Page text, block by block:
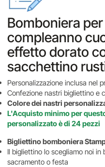
Bomboniera
compleanno
effetto dorato
sacchettino
Personalizzazione inclusa nel
Confezione nastri bigliettino e
Colore dei nastri
L'Acquisto minimo per
personalizzato è di 24 pezzi
Bigliettino bomboniera
Il bigliettino lo scegliamo noi
sacramento o festa